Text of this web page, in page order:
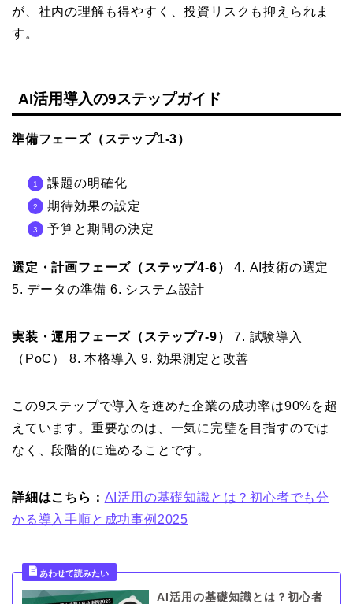
が、社内の理解も得やすく、投資リスクも抑えられま
す。
AI活用導入の9ステップガイド
準備フェーズ（ステップ1-3）
課題の明確化
期待効果の設定
予算と期間の決定
選定・計画フェーズ（ステップ4-6）
4. AI技術の選定
5. データの準備 6. システム設計
実装・運用フェーズ（ステップ7-9）
7. 試験導入
（PoC） 8. 本格導入 9. 効果測定と改善
この9ステップで導入を進めた企業の成功率は90%を超
えています。重要なのは、一気に完璧を目指すのでは
なく、段階的に進めることです。
詳細はこちら： AI活用の基礎知識とは？初心者でも分
かる導入手順と成功事例2025
AI活用の基礎知識とは？初心者